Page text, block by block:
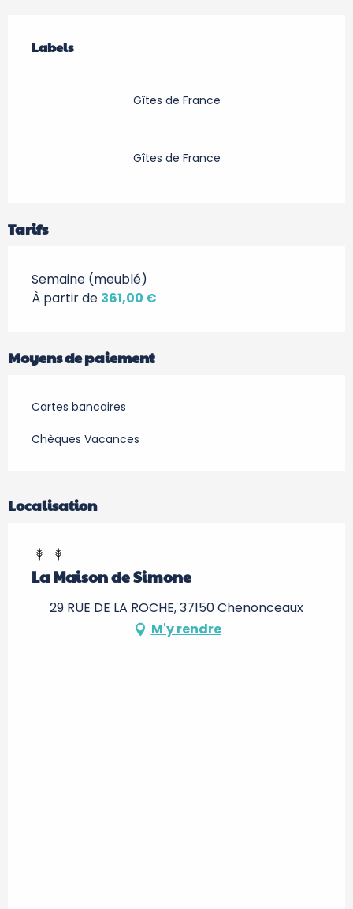
Labels
Labels
Gîtes de France
Gîtes de France
Tarifs
Semaine (meublé)
À partir de 361,00 €
Moyens de paiement
Cartes bancaires
Chèques Vacances
Localisation
La Maison de Simone
29 RUE DE LA ROCHE, 37150 Chenonceaux
M'y rendre